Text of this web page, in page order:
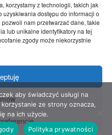
korzystamy z technologii, takich jak
dostępu do informacji o
nam przetwarzać dane, takie
lub unikalne identyfikatory na tej
zgody może niekorzystnie
Sport
Zdrowie
Zdrowia - Wszelkie prawa
aby świadczyć usługi na
ze strony oznacza,
na ich użycie.
Polityka prywatności